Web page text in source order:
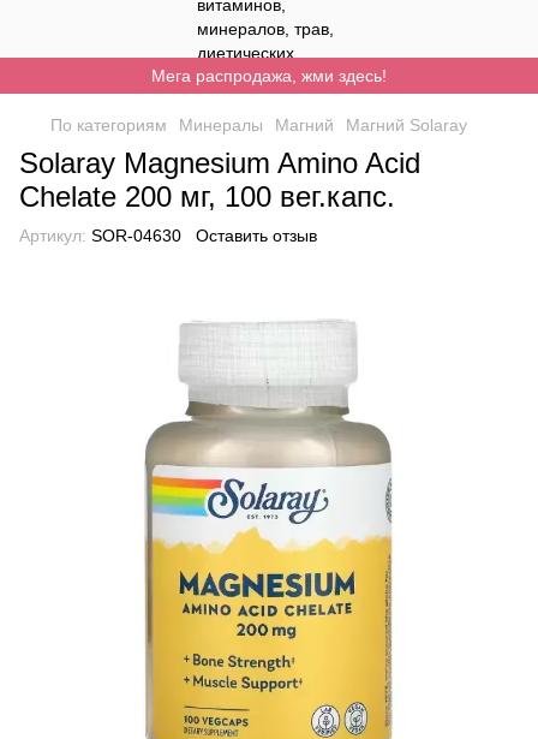
Мега распродажа, жми здесь!
По категориям Минералы Магний Магний Solaray
Solaray Magnesium Amino Acid
Chelate 200 мг, 100 вег.капс.
Артикул: SOR-04630 Оставить отзыв